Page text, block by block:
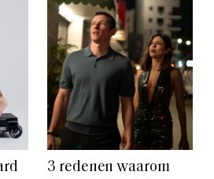
3 redenen waarom